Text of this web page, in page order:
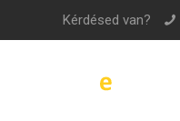
Kérdésed van?